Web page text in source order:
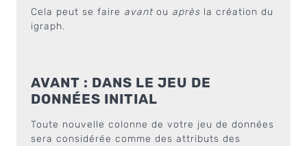
Cela peut se faire avant ou après la création du
igraph.
AVANT : DANS LE JEU DE
DONNÉES INITIAL
Toute nouvelle colonne de votre jeu de données
sera considérée comme des attributs des